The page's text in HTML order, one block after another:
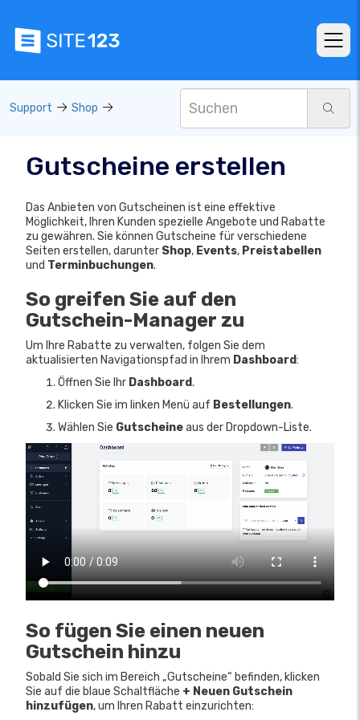
Support Shop
Gutscheine erstellen
Das Anbieten von Gutscheinen ist eine effektive
Möglichkeit, Ihren Kunden spezielle Angebote und Rabatte
zu gewähren. Sie können Gutscheine für verschiedene
Seiten erstellen, darunter Shop, Events, Preistabellen
und Terminbuchungen.
So greifen Sie auf den
Gutschein-Manager zu
Um Ihre Rabatte zu verwalten, folgen Sie dem
aktualisierten Navigationspfad in Ihrem Dashboard:
Öffnen Sie Ihr Dashboard.
Klicken Sie im linken Menü auf Bestellungen.
Wählen Sie Gutscheineaus der Dropdown-Liste.
So fügen Sie einen neuen
Gutschein hinzu
Sobald Sie sich im Bereich „Gutscheine“ befinden, klicken
Sie auf die blaue Schaltfläche + Neuen Gutschein
hinzufügen, um Ihren Rabatt einzurichten: